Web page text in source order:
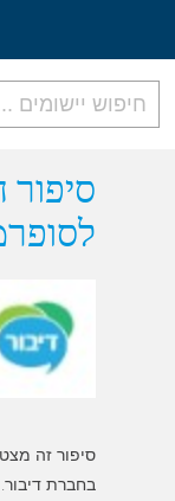
סיפור
סיפור זה